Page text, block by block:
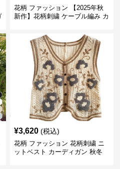
花柄 ファッション 【2025年秋
新作】花柄刺繍 ケーブル編み カ
¥3,620 (税込)
花柄 ファッション 花柄刺繍 ニ
ットベスト カーディガン 秋冬